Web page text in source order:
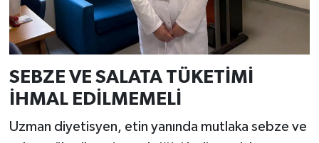
SEBZE VE SALATA TÜKETİMİ
İHMAL EDİLMEMELİ
Uzman diyetisyen, etin yanında mutlaka sebze ve